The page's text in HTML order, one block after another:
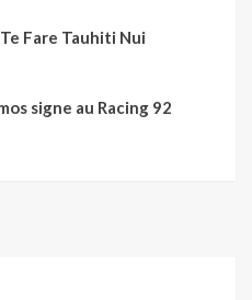
Fare Tauhiti Nui
signe au Racing 92